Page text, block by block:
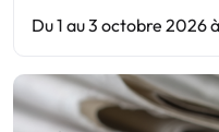
Du 1 au 3 octobre 2026